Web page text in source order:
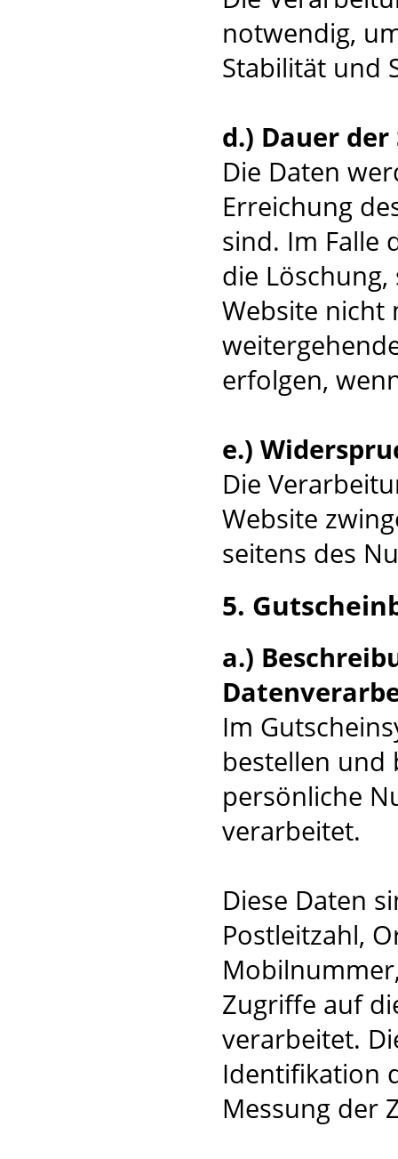
notwendig,
Stabilität und
d.) Dauer
Die Daten
Erreichung
sind. Im Falle
die
Website nicht
erfolgen,
e.)
Die
Website
seitens des
5.
a.)
Im
bestellen und
persönliche
verarbeitet.
Diese Daten
Postleitzahl,
Zugriffe auf
verarbeitet.
Identifikation
Messung der